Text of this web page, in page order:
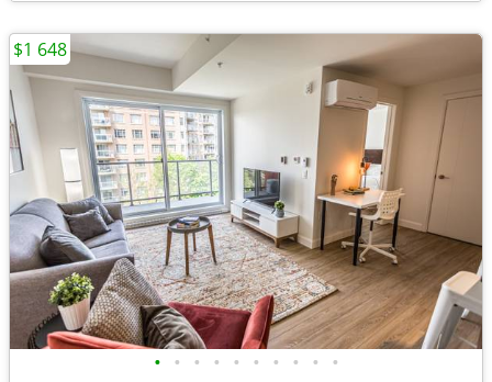
• • • • • • • • • •
$1 648